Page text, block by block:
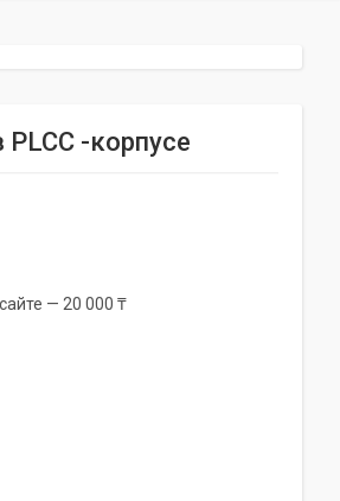
-корпусе
— 20 000 ₸